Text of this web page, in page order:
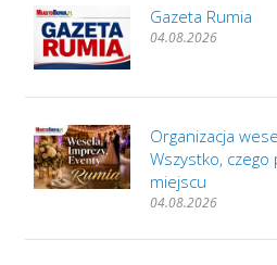
Gazeta Rumia
04.08.2026
Organizacja
Wszystko,
miejscu
04.08.2026